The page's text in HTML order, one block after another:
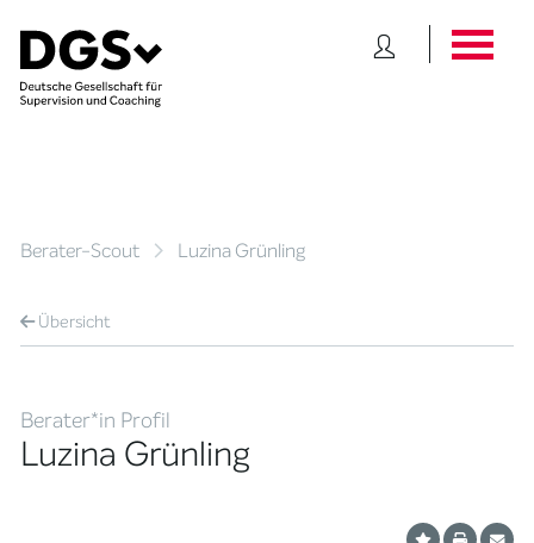
Berater-Scout Luzina Grünling
Übersicht
Berater*in Profil
Luzina Grünling